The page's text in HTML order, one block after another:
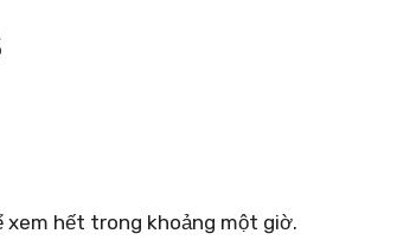
xem hết trong khoảng một giờ.